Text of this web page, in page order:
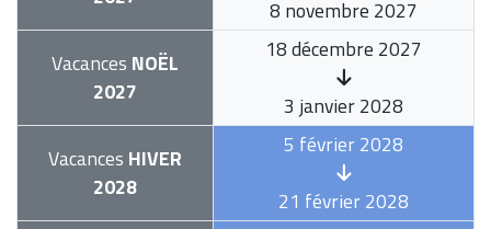
8 novembre 2027
Vacances NOËL
2027
18 décembre 2027
3 janvier 2028
Vacances HIVER
2028
5 février 2028
21 février 2028